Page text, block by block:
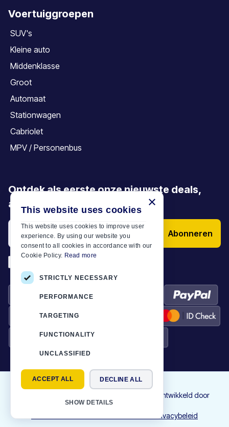
Voertuiggroepen
SUV's
Kleine auto
Middenklasse
Groot
Automaat
Stationwagen
Cabriolet
MPV / Personenbus
Ontdek als eerste onze nieuwste deals,
aanbiedingen en artikelen
Abonneren
©2026
Alle rechten voorbehouden. Ontworpen en ontwikkeld door
NETMECHANICS
Privacybeleid
×
This website uses cookies
This website uses cookies to improve user
experience. By using our website you
consent to all cookies in accordance with our
Cookie Policy. Read more
STRICTLY NECESSARY
PERFORMANCE
TARGETING
FUNCTIONALITY
UNCLASSIFIED
ACCEPT ALL DECLINE ALL
SHOW DETAILS